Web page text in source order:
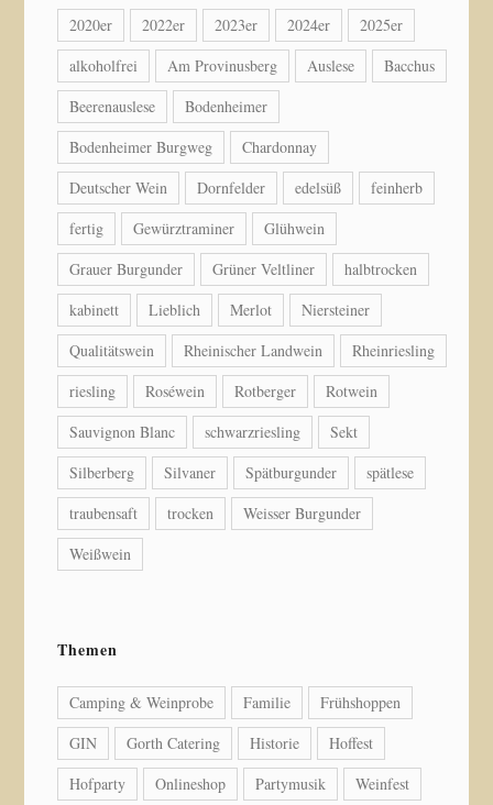
2020er 2022er 2023er 2024er
2025er
alkoholfrei
Am Provinusberg Auslese
Bacchus
Beerenauslese
Bodenheimer
Bodenheimer Burgweg
Chardonnay
Deutscher Wein
Dornfelder edelsüß
feinherb
fertig
Gewürztraminer
Glühwein
Grauer Burgunder
Grüner Veltliner
halbtrocken
kabinett
Lieblich Merlot
Niersteiner
Qualitätswein
Rheinischer Landwein
Rheinriesling
riesling
Roséwein Rotberger
Rotwein
Sauvignon Blanc
schwarzriesling
Sekt
Silberberg
Silvaner Spätburgunder
spätlese
traubensaft
trocken
Weisser Burgunder
Weißwein
Themen
Camping & Weinprobe Familie
Frühshoppen
GIN
Gorth Catering Historie
Hoffest
Hofparty
Onlineshop Partymusik Weinfest